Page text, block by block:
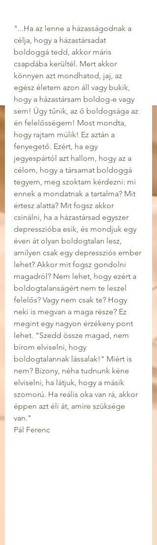
"...Ha az lenne a házasságodnak a
célja, hogy a házastársadat
boldoggá tedd, akkor máris
csapdába kerültél. Mert akkor
könnyen azt mondhatod, jaj, az
egész életem azon áll vagy bukik,
hogy a házastársam boldog-e vagy
sem! Úgy tűnik, az ő boldogsága az
én felelősségem! Most mondta,
hogy rajtam múlik! Ez aztán a
fenyegető. Ezért, ha egy
jegyespártól azt hallom, hogy az a
célom, hogy a társamat boldoggá
tegyem, meg szoktam kérdezni: mi
ennek a mondatnak a tartalma? Mit
értesz alatta? Mit fogsz akkor
csinálni, ha a házastársad egyszer
depresszióba esik, és mondjuk egy
éven át olyan boldogtalan lesz,
amilyen csak egy depressziós ember
lehet? Akkor mit fogsz gondolni
magadról? Nem lehet, hogy ezért a
boldogtalanságért nem te leszel
felelős? Vagy nem csak te? Hogy
neki is megvan a maga része? Ez
megint egy nagyon érzékeny pont
lehet. "Szedd össze magad, nem
bírom elviselni, hogy
boldogtalannak lássalak!" Miért is
nem? Bizony, néha tudnunk kéne
elviselni, ha látjuk, hogy a másik
szomorú. Ha reális oka van rá, akkor
éppen azt éli át, amire szüksége
van."
Pál Ferenc